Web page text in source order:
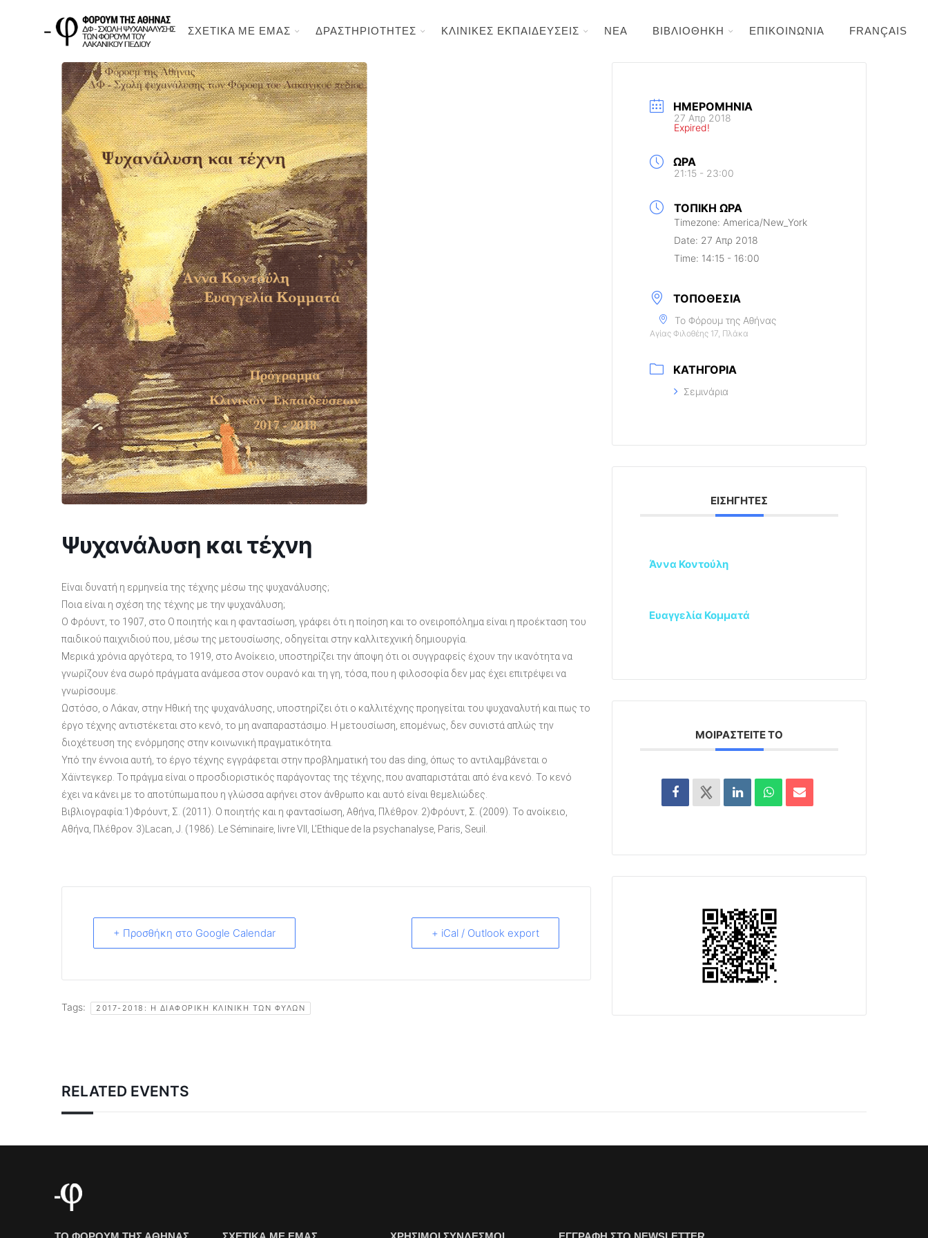
ΣΧΕΤΙΚΑ ΜΕ ΕΜΑΣ ΔΡΑΣΤΗΡΙΟΤΗΤΕΣ ΚΛΙΝΙΚΕΣ ΕΚΠΑΙΔΕΥΣΕΙΣ ΝΕΑ ΒΙΒΛΙΟΘΗΚΗ ΕΠΙΚΟΙΝΩΝΙΑ FRANÇAIS
Ψυχανάλυση και τέχνη
Είναι δυνατή η ερμηνεία της τέχνης μέσω της ψυχανάλυσης;
Ποια είναι η σχέση της τέχνης με την ψυχανάλυση;
Ο Φρόυντ, το 1907, στο Ο ποιητής και η φαντασίωση, γράφει ότι η ποίηση και το ονειροπόλημα είναι η προέκταση του
παιδικού παιχνιδιού που, μέσω της μετουσίωσης, οδηγείται στην καλλιτεχνική δημιουργία.
Μερικά χρόνια αργότερα, το 1919, στο Ανοίκειο, υποστηρίζει την άποψη ότι οι συγγραφείς έχουν την ικανότητα να
γνωρίζουν ένα σωρό πράγματα ανάμεσα στον ουρανό και τη γη, τόσα, που η φιλοσοφία δεν μας έχει επιτρέψει να
γνωρίσουμε.
Ωστόσο, ο Λάκαν, στην Ηθική της ψυχανάλυσης, υποστηρίζει ότι ο καλλιτέχνης προηγείται του ψυχαναλυτή και πως το
έργο τέχνης αντιστέκεται στο κενό, το μη αναπαραστάσιμο. Η μετουσίωση, επομένως, δεν συνιστά απλώς την
διοχέτευση της ενόρμησης στην κοινωνική πραγματικότητα.
Υπό την έννοια αυτή, το έργο τέχνης εγγράφεται στην προβληματική του das ding, όπως το αντιλαμβάνεται ο
Χάϊντεγκερ. Το πράγμα είναι ο προσδιοριστικός παράγοντας της τέχνης, που αναπαριστάται από ένα κενό. Το κενό
έχει να κάνει με το αποτύπωμα που η γλώσσα αφήνει στον άνθρωπο και αυτό είναι θεμελιώδες.
Βιβλιογραφία:1)Φρόυντ, Σ. (2011). Ο ποιητής και η φαντασίωση, Αθήνα, Πλέθρον. 2)Φρόυντ, Σ. (2009). Το ανοίκειο,
Αθήνα, Πλέθρον. 3)Lacan, J. (1986). Le Séminaire, livre VII, L’Ethique de la psychanalyse, Paris, Seuil.
+ Προσθήκη στο Google Calendar + iCal / Outlook export
Tags: 2017-2018: Η ΔΙΑΦΟΡΙΚΉ ΚΛΙΝΙΚΉ ΤΩΝ ΦΎΛΩΝ
ΗΜΕΡΟΜΗΝΊΑ
27 Απρ 2018
Expired!
ΏΡΑ
21:15 - 23:00
ΤΟΠΙΚΉ ΏΡΑ
Timezone: America/New_York
Date: 27 Απρ 2018
Time: 14:15 - 16:00
ΤΟΠΟΘΕΣΊΑ
Το Φόρουμ της Αθήνας
Αγίας Φιλοθέης 17, Πλάκα
ΚΑΤΗΓΟΡΊΑ
Σεμινάρια
ΕΙΣΗΓΗΤΈΣ
Άννα Κοντούλη
Ευαγγελία Κομματά
ΜΟΙΡΑΣΤΕΊΤΕ ΤΟ
RELATED EVENTS